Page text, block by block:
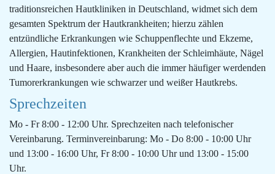
traditionsreichen Hautkliniken in Deutschland, widmet sich dem
gesamten Spektrum der Hautkrankheiten; hierzu zählen
entzündliche Erkrankungen wie Schuppenflechte und Ekzeme,
Allergien, Hautinfektionen, Krankheiten der Schleimhäute, Nägel
und Haare, insbesondere aber auch die immer häufiger werdenden
Tumorerkrankungen wie schwarzer und weißer Hautkrebs.
Sprechzeiten
Mo - Fr 8:00 - 12:00 Uhr. Sprechzeiten nach telefonischer
Vereinbarung. Terminvereinbarung: Mo - Do 8:00 - 10:00 Uhr
und 13:00 - 16:00 Uhr, Fr 8:00 - 10:00 Uhr und 13:00 - 15:00
Uhr.